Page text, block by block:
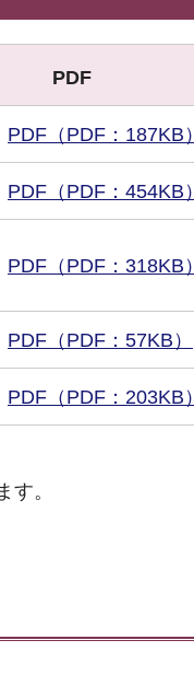
PDF
PDF（PDF：187KB）
PDF（PDF：454KB）
PDF（PDF：318KB）
PDF（PDF：57KB）
PDF（PDF：203KB）
。